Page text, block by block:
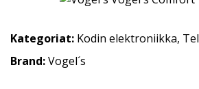
Kategoriat: Kodin elektroniikka,
Brand:Vogel´s